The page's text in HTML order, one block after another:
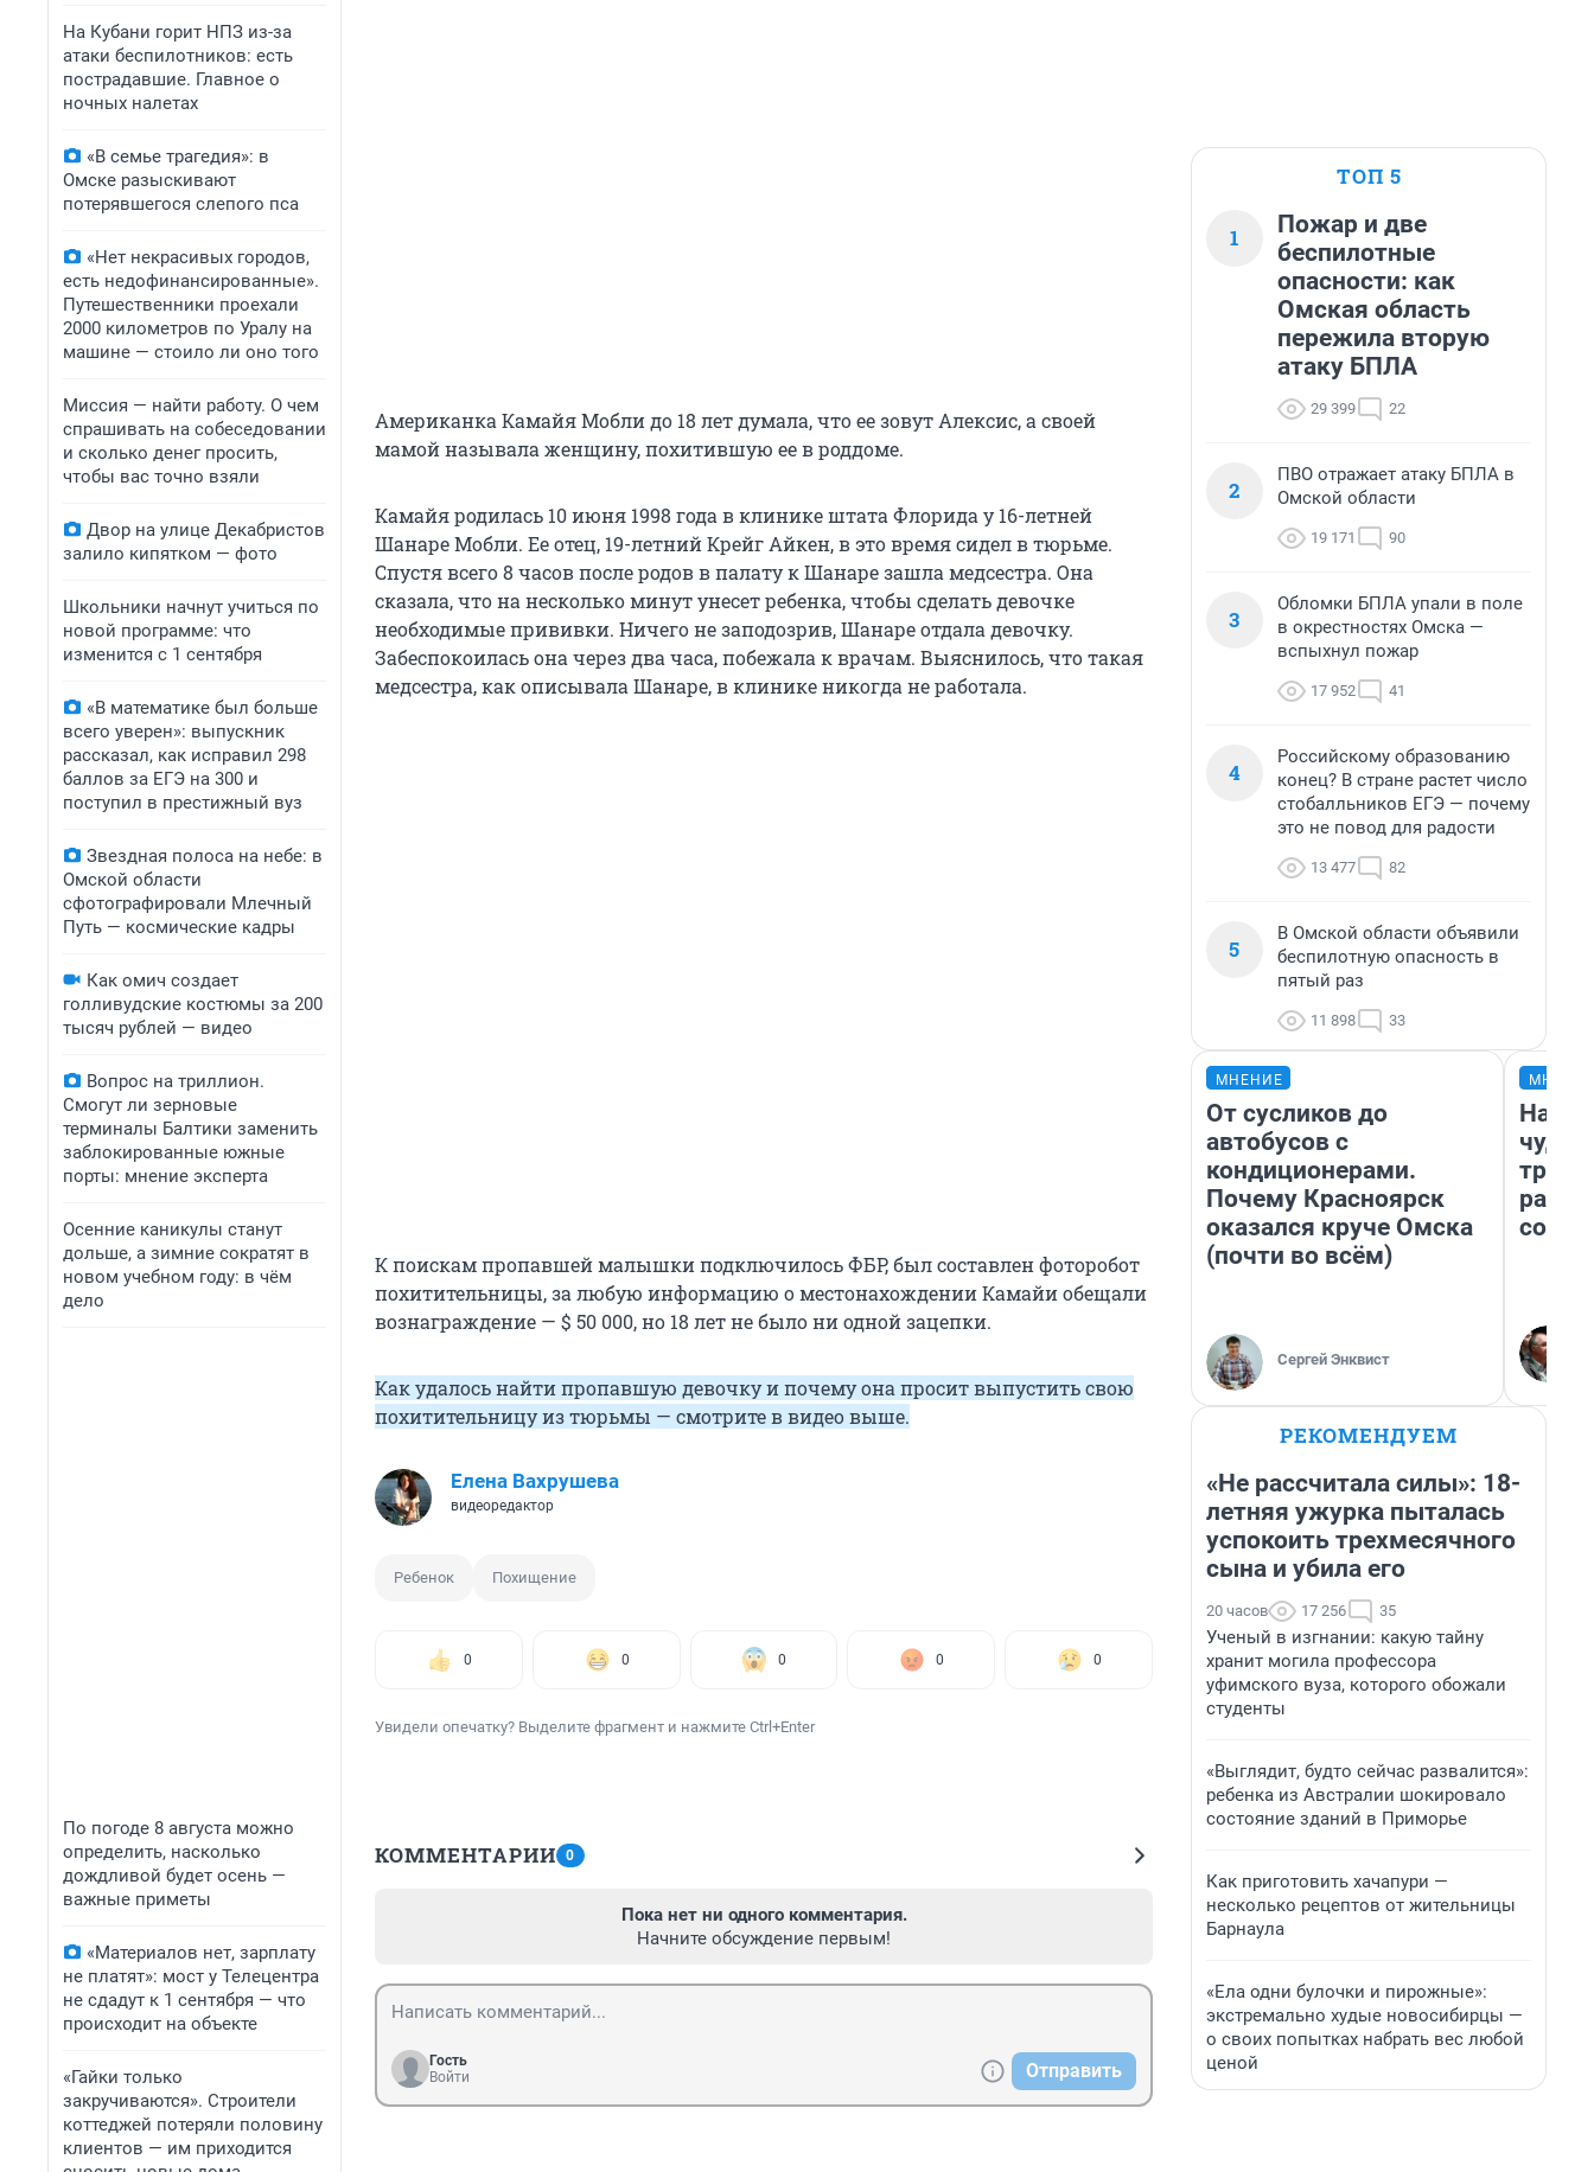
На Кубани горит НПЗ из-за
атаки беспилотников: есть
пострадавшие. Главное о
ночных налетах
«В семье трагедия»: в
Омске разыскивают
потерявшегося слепого пса
«Нет некрасивых городов,
есть недофинансированные».
Путешественники проехали
2000 километров по Уралу на
машине — стоило ли оно того
Миссия — найти работу. О чем
спрашивать на собеседовании
и сколько денег просить,
чтобы вас точно взяли
Двор на улице Декабристов
залило кипятком — фото
Школьники начнут учиться по
новой программе: что
изменится с 1 сентября
«В математике был больше
всего уверен»: выпускник
рассказал, как исправил 298
баллов за ЕГЭ на 300 и
поступил в престижный вуз
Звездная полоса на небе: в
Омской области
сфотографировали Млечный
Путь — космические кадры
Как омич создает
голливудские костюмы за 200
тысяч рублей — видео
Вопрос на триллион.
Смогут ли зерновые
терминалы Балтики заменить
заблокированные южные
порты: мнение эксперта
Осенние каникулы станут
дольше, а зимние сократят в
новом учебном году: в чём
дело
По погоде 8 августа можно
определить, насколько
дождливой будет осень —
важные приметы
«Материалов нет, зарплату
не платят»: мост у Телецентра
не сдадут к 1 сентября — что
происходит на объекте
«Гайки только
закручиваются». Строители
коттеджей потеряли половину
клиентов — им приходится
Американка Камайя Мобли до 18 лет думала, что ее зовут Алексис, а своей
мамой называла женщину, похитившую ее в роддоме.
Камайя родилась 10 июня 1998 года в клинике штата Флорида у 16-летней
Шанаре Мобли. Ее отец, 19-летний Крейг Айкен, в это время сидел в тюрьме.
Спустя всего 8 часов после родов в палату к Шанаре зашла медсестра. Она
сказала, что на несколько минут унесет ребенка, чтобы сделать девочке
необходимые прививки. Ничего не заподозрив, Шанаре отдала девочку.
Забеспокоилась она через два часа, побежала к врачам. Выяснилось, что такая
медсестра, как описывала Шанаре, в клинике никогда не работала.
К поискам пропавшей малышки подключилось ФБР, был составлен фоторобот
похитительницы, за любую информацию о местонахождении Камайи обещали
вознаграждение — $ 50 000, но 18 лет не было ни одной зацепки.
Как удалось найти пропавшую девочку и почему она просит выпустить свою
похитительницу из тюрьмы — смотрите в видео выше.
Елена Вахрушева
видеоредактор
Ребенок Похищение
0 0 0 0 0
Увидели опечатку? Выделите фрагмент и нажмите Ctrl+Enter
КОММЕНТАРИИ 0
Пока нет ни одного комментария.
Начните обсуждение первым!
Гость
Войти
Отправить
ТОП 5
1
Пожар и две
беспилотные
опасности: как
Омская область
пережила вторую
атаку БПЛА
29 399 22
2
ПВО отражает атаку БПЛА в
Омской области
19 171 90
3
Обломки БПЛА упали в поле
в окрестностях Омска —
вспыхнул пожар
17 952 41
4
Российскому образованию
конец? В стране растет число
стобалльников ЕГЭ — почему
это не повод для радости
13 477 82
5
В Омской области объявили
беспилотную опасность в
пятый раз
11 898 33
МНЕНИЕ
От сусликов до
автобусов с
кондиционерами.
Почему Красноярск
оказался круче Омска
(почти во всём)
Сергей Энквист
РЕКОМЕНДУЕМ
«Не рассчитала силы»: 18-
летняя ужурка пыталась
успокоить трехмесячного
сына и убила его
20 часов 17 256 35
Ученый в изгнании: какую тайну
хранит могила профессора
уфимского вуза, которого обожали
студенты
«Выглядит, будто сейчас развалится»:
ребенка из Австралии шокировало
состояние зданий в Приморье
Как приготовить хачапури —
несколько рецептов от жительницы
Барнаула
«Ела одни булочки и пирожные»:
экстремально худые новосибирцы —
о своих попытках набрать вес любой
ценой